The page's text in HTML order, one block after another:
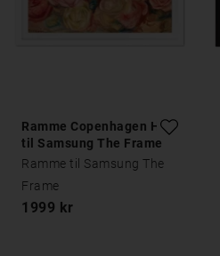
Ramme Copenhagen Hvid
til Samsung The Frame
Ramme til Samsung The
Frame
1999 kr